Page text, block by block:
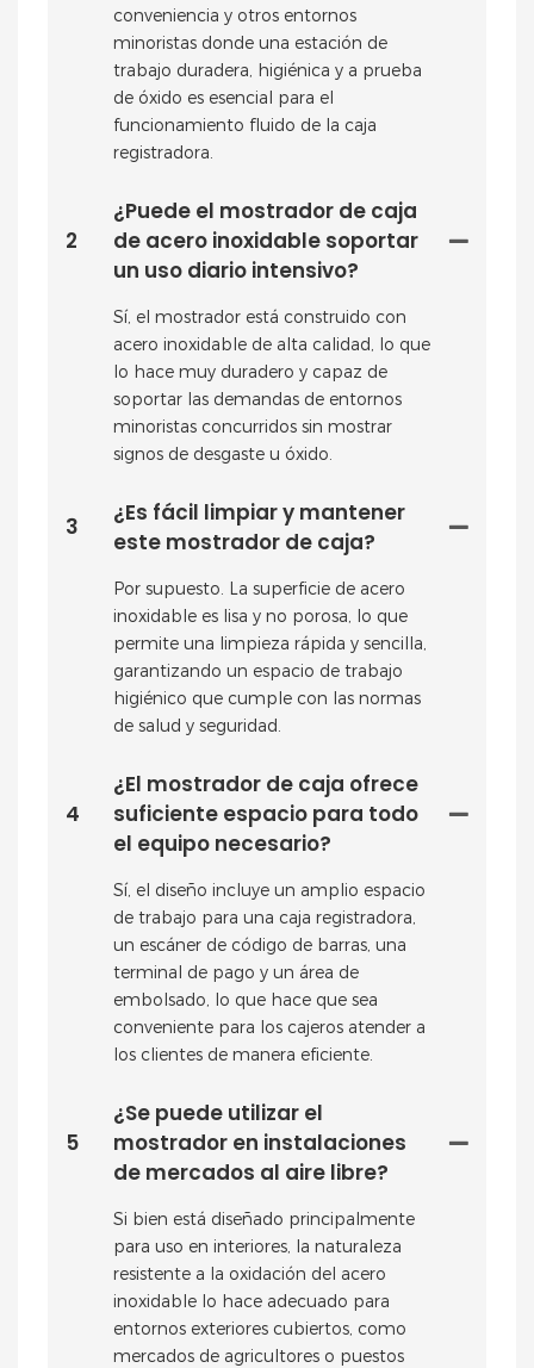
conveniencia y otros entornos
minoristas donde una estación de
trabajo duradera, higiénica y a prueba
de óxido es esencial para el
funcionamiento fluido de la caja
registradora.
2
¿Puede el mostrador de caja
de acero inoxidable soportar
un uso diario intensivo?
Sí, el mostrador está construido con
acero inoxidable de alta calidad, lo que
lo hace muy duradero y capaz de
soportar las demandas de entornos
minoristas concurridos sin mostrar
signos de desgaste u óxido.
3
¿Es fácil limpiar y mantener
este mostrador de caja?
Por supuesto. La superficie de acero
inoxidable es lisa y no porosa, lo que
permite una limpieza rápida y sencilla,
garantizando un espacio de trabajo
higiénico que cumple con las normas
de salud y seguridad.
4
¿El mostrador de caja ofrece
suficiente espacio para todo
el equipo necesario?
Sí, el diseño incluye un amplio espacio
de trabajo para una caja registradora,
un escáner de código de barras, una
terminal de pago y un área de
embolsado, lo que hace que sea
conveniente para los cajeros atender a
los clientes de manera eficiente.
5
¿Se puede utilizar el
mostrador en instalaciones
de mercados al aire libre?
Si bien está diseñado principalmente
para uso en interiores, la naturaleza
resistente a la oxidación del acero
inoxidable lo hace adecuado para
entornos exteriores cubiertos, como
mercados de agricultores o puestos